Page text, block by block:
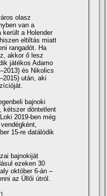
olasz
van a
került a Holender
eltiltás miatt
rangadót. Ha
akkor ő lesz
játékos Adamo
és Nikolics
után, aki
bajnoki
kétszer döntetlent
2019-ben még
15-re datálódik
bajnokiját
ezeken 30
október 6-án –
az Üllői útról.